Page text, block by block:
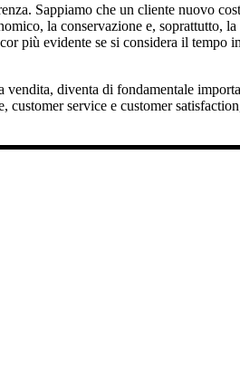
Sappiamo che un cliente nuovo
la conservazione e, soprattutto,
più evidente se si considera il
diventa di fondamentale
service e customer